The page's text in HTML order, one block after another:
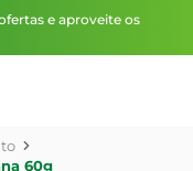
e aproveite os
60g